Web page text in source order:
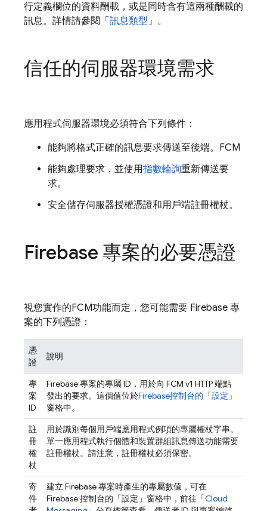
行定義欄位的資料酬載，或是同時含有這兩種酬載的
訊息。詳情請參閱「 訊息類型」。
信任的伺服器環境需求
應用程式伺服器環境必須符合下列條件：
能夠將格式正確的訊息要求傳送至後端。 FCM
能夠處理要求，並使用指數輪詢重新傳送要
求。
安全儲存伺服器授權憑證和用戶端註冊權杖。
Firebase 專案的必要憑證
視您實作的FCM功能而定，您可能需要 Firebase 專
案的下列憑證：
憑
證
說明
專
案
ID
Firebase 專案的專屬 ID，用於向 FCM v1 HTTP 端點
發出的要求。這個值位於Firebase控制台的「設定」
窗格中。
註
冊
權
杖
用於識別每個用戶端應用程式例項的專屬權杖字串。
單一應用程式執行個體和裝置群組訊息傳送功能需要
註冊權杖。請注意，註冊權杖必須保密。
寄
件
建立 Firebase 專案時產生的專屬數值，可在
Firebase控制台的「設定」 窗格中，前往「Cloud